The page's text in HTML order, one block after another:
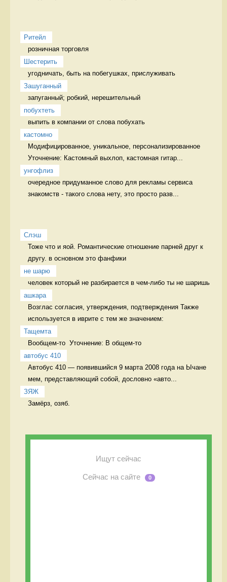
Ритейл
розничная торговля
Шестерить
угодничать, быть на побегушках, прислуживать
Зашуганный
запуганный; робкий, нерешительный
побухтеть
выпить в компании от слова побухать
кастомно
Модифицированное, уникальное, персонализированное
Уточнение: Кастомный выхлоп, кастомная гитар...
унгофлиз
очередное придуманное слово для рекламы сервиса
знакомств - такого слова нету, это просто разв...
Слэш
Тоже что и яой. Романтические отношение парней друг к
другу. в основном это фанфики
не шарю
ашкара
Возглас согласия, утверждения, подтверждения Также
используется в иврите с тем же значением:
Тащемта
Вообщем-то  Уточнение: В общем-то
автобус 410
Автобус 410 — появившийся 9 марта 2008 года на Ычане
мем, представляющий собой, дословно «авто...
ЗЯЖ
Замёрз, озяб.
Ищут сейчас
Сейчас на сайте 0